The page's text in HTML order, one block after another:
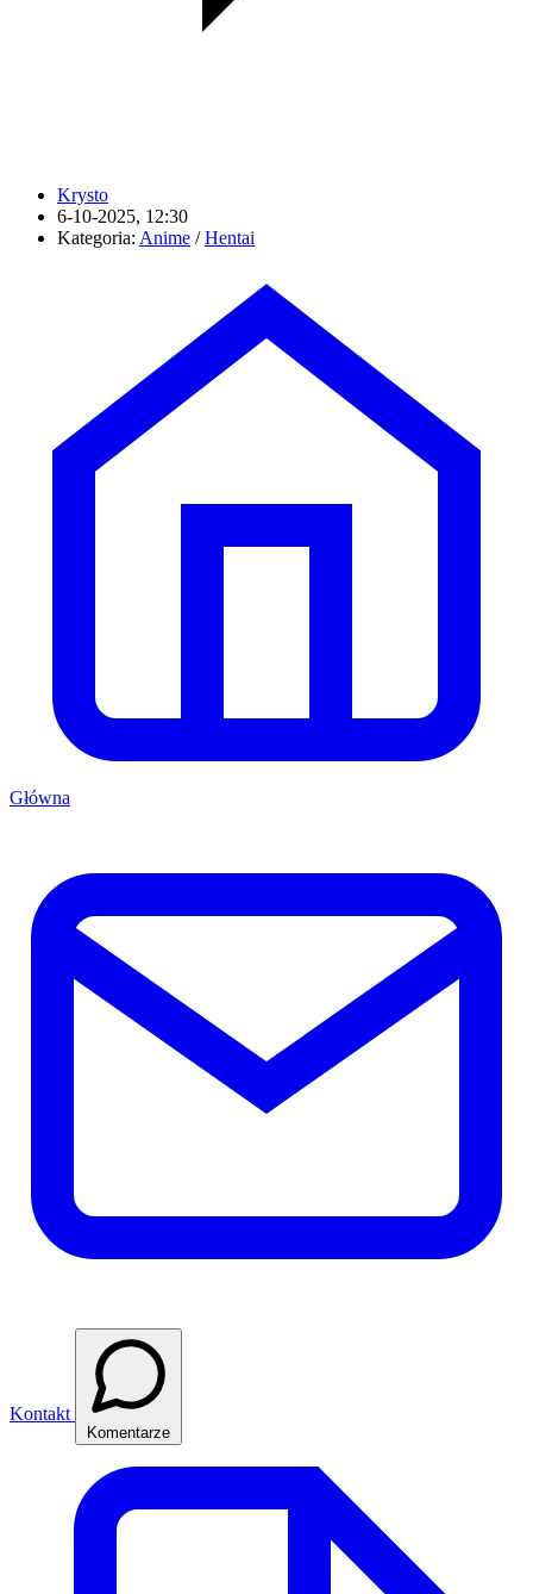
Krysto
6-10-2025, 12:30
Kategoria: Anime /Hentai
Główna
Kontakt
Komentarze